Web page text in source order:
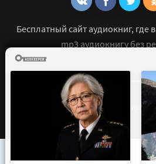
Бесплатный сайт аудиокниг,
mp3 аудиокнигу без
© 2021 - 2026 mp3-knigi-